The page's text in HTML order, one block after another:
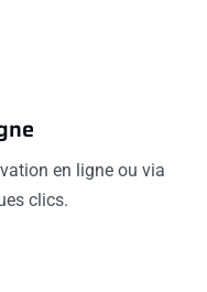
en ligne ou via
clics.